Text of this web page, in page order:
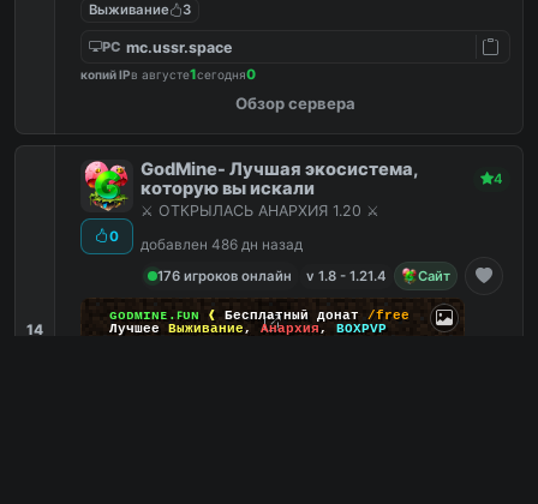
Выживание
3
PC mc.ussr.space
копий IPв августе1сегодня0
Обзор сервера
14
0
GodMine- Лучшая экосистема,
которую вы искали
4
⚔️ ОТКРЫЛАСЬ АНАРХИЯ 1.20 ⚔️
добавлен 486 дн назад
176 игроков онлайн
v 1.8 - 1.21.4 Сайт
ɢᴏᴅᴍɪɴᴇ.ꜰᴜɴ ❰ Бесплатный донат /free
Лучшее Выживание, Анархия, BOXPVP